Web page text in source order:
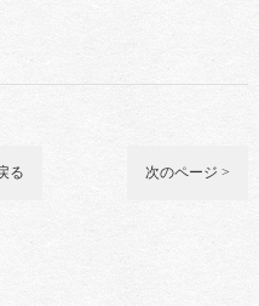
る 次のページ >